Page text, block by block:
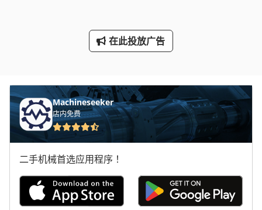
车削工具
车削装置
车载 平台
轮式装载机
在此投放广告
Machineseeker
店内免费
二手机械首选应用程序！